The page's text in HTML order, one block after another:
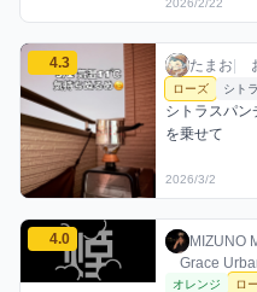
2026/2/22
たまおのローズミックスを
4.3 たまお /
たまお|
利用フレ
ローズ シト
コメント
シトラスパ
を乗せて
評価
2026/3/2
MIZUNO MEGUMIのローズ
4.0 MIZUNO
MIZUNO
Grace
利用フレ
オレンジ ロ
評価